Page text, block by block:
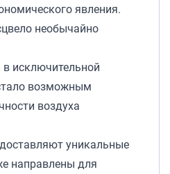
явления.
необычайно
исключительной
возможным
воздуха
уникальные
направлены для